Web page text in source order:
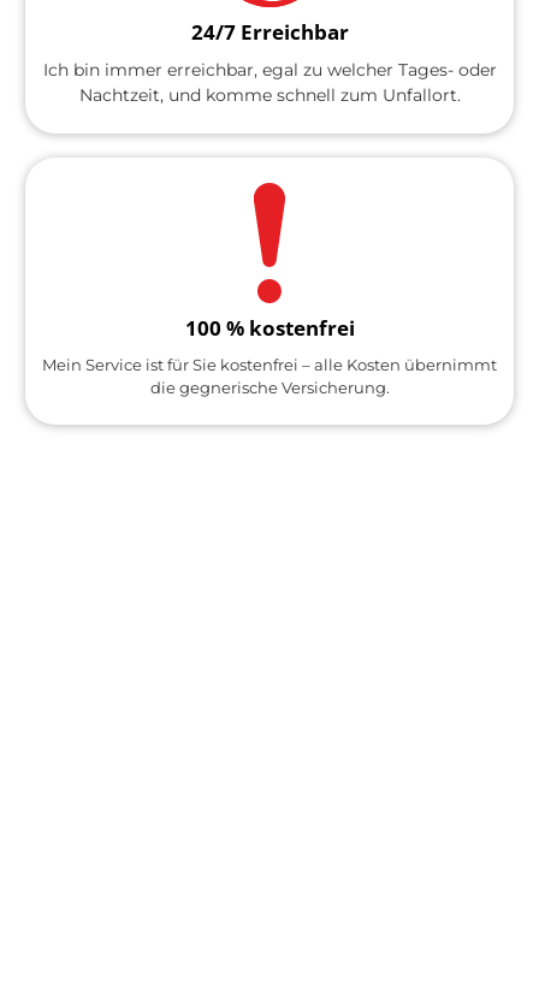
24/7 Erreichbar
Ich bin immer erreichbar, egal zu welcher Tages- oder
Nachtzeit, und komme schnell zum Unfallort.
100 % kostenfrei
Mein Service ist für Sie kostenfrei – alle Kosten übernimmt
die gegnerische Versicherung.